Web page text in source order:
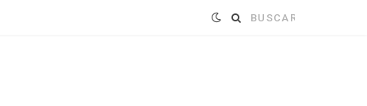
Buscar: